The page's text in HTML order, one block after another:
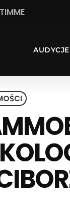
AUDYCJE